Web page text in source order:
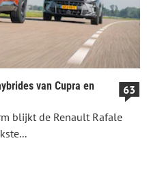
van Cupra en
63
blijkt de Renault Rafale